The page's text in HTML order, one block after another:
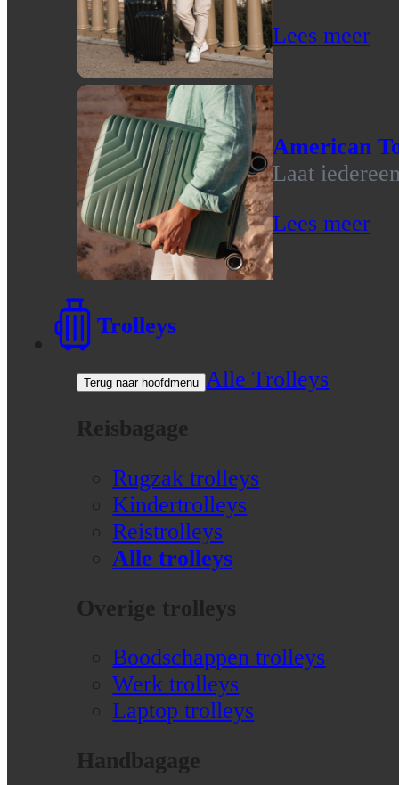
Lees meer
American
Laat
Lees meer
Trolleys
Terug naar hoofdmenu Alle Trolleys
Reisbagage
Rugzak trolleys
Kindertrolleys
Reistrolleys
Alle trolleys
Overige trolleys
Boodschappen trolleys
Werk trolleys
Laptop trolleys
Handbagage